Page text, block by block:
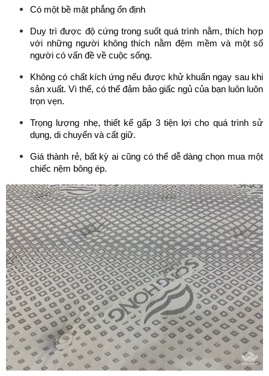
Có một bề mặt phẳng ổn định
Duy trì được độ cứng trong suốt quá trình nằm, thích hợp
với những người không thích nằm đệm mềm và một số
người có vấn đề về cuộc sống.
Không có chất kích ứng nếu được khử khuẩn ngay sau khi
sản xuất. Vì thế, có thể đảm bảo giấc ngủ của bạn luôn luôn
trọn vẹn.
Trọng lượng nhẹ, thiết kế gấp 3 tiện lợi cho quá trình sử
dụng, di chuyển và cất giữ.
Giá thành rẻ, bất kỳ ai cũng có thể dễ dàng chọn mua một
chiếc nệm bông ép.